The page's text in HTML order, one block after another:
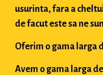
usurinta, fara a
de facut este sa ne
Oferim o gama larga
Avem o gama larga